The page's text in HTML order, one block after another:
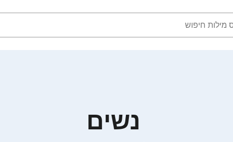
נשים